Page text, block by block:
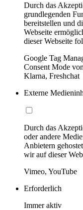
Durch das
grundlegenden
bereitstellen und
Webseite
dieser Webseite
Google Tag
Consent Mode
Klarna, Freshchat
Externe
Durch das
oder andere
Anbietern
wir auf dieser
Vimeo, YouTube
Erforderlich
Immer aktiv